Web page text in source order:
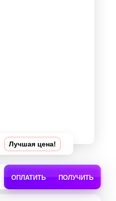
Лучшая цена!
ОПЛАТИТЬ ПОЛУЧИТЬ